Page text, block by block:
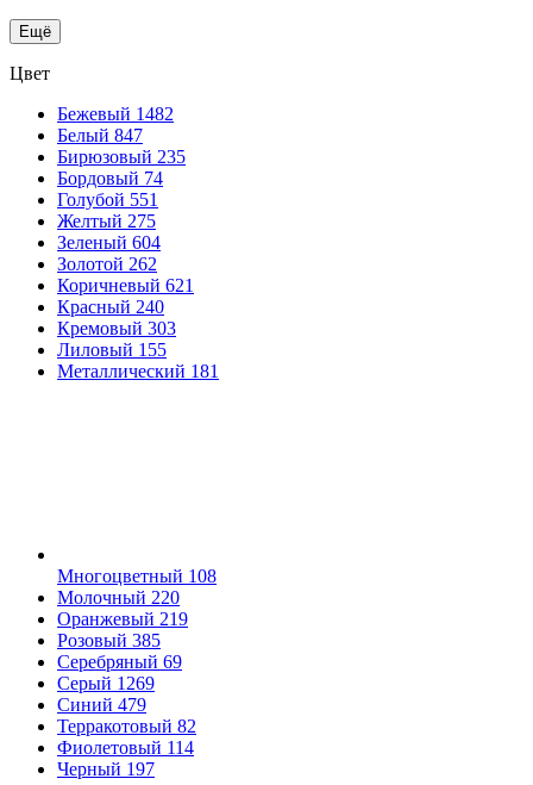
Ещё
Цвет
Бежевый 1482
Белый 847
Бирюзовый 235
Бордовый 74
Голубой 551
Желтый 275
Зеленый 604
Золотой 262
Коричневый 621
Красный 240
Кремовый 303
Лиловый 155
Металлический 181
Многоцветный 108
Молочный 220
Оранжевый 219
Розовый 385
Серебряный 69
Серый 1269
Синий 479
Терракотовый 82
Фиолетовый 114
Черный 197